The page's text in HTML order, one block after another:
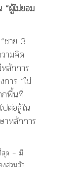
ผู้ไม่ยอม
ชาย 3
ามคิด
ลักการ
การ “ไม่
กพื้นที่
ต่อสู้ใน
หลักการ
สุด – มี
งส่วนตัว